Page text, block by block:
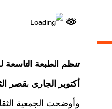
أكتوبر الجاري بقصر
وأوضحت الجمعية